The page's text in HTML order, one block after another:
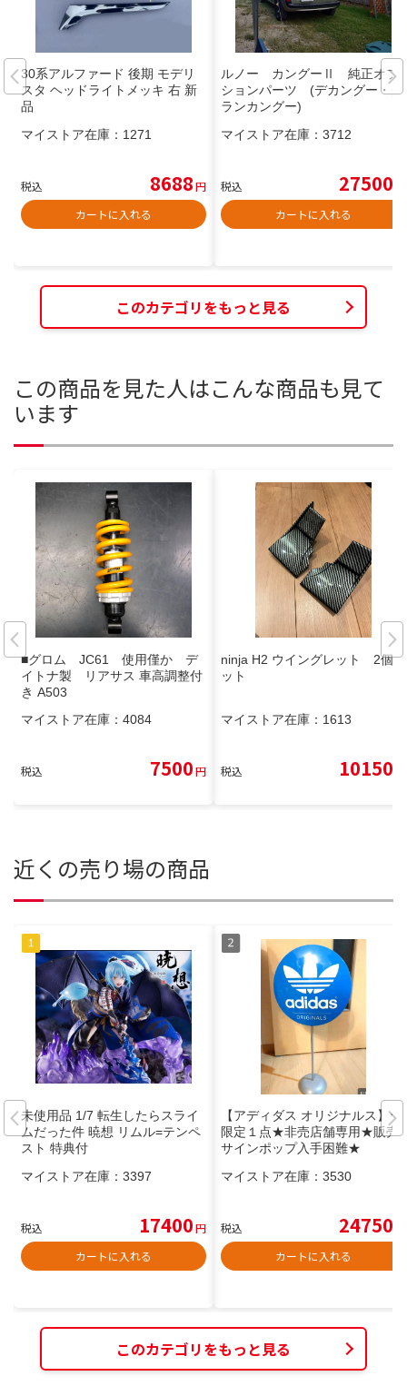
30系アルファード 後期 モデリ
スタ ヘッドライトメッキ 右 新
品
マイストア在庫： 1271
税込 8688円
カートに入れる
ルノー カングーⅡ 純正オプ
ションパーツ (デカングー・グ
ランカングー)
マイストア在庫： 3712
税込 27500
カートに入れる
このカテゴリをもっと見る
この商品を見た人はこんな商品も見て
います
■グロム JC61 使用僅か デ
イトナ製 リアサス 車高調整付
き A503
マイストア在庫： 4084
税込 7500円
ninja H2 ウイングレット 2個セ
ット
マイストア在庫： 1613
税込 10150
近くの売り場の商品
未使用品 1/7 転生したらスライ
ムだった件 暁想 リムル=テンペ
スト 特典付
マイストア在庫： 3397
税込 17400円
カートに入れる
【アディダス オリジナルス】★
限定１点★非売店舗専用★販売
サインポップ入手困難★
マイストア在庫： 3530
税込 24750
カートに入れる
このカテゴリをもっと見る